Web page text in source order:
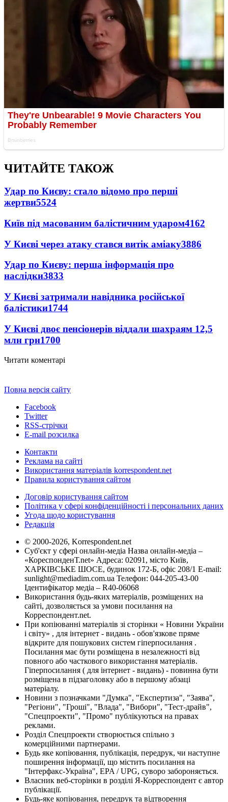
ЧИТАЙТЕ ТАКОЖ
Удар по Києву: стало відомо про перші
жертви5524
Київ під масованим балістичним ударом4162
У Києві через атаку стався витік аміаку3886
Удар по Києву: перша інформація про
наслідки3833
У Києві затримали навідника російської
балістики1744
У Києві двоє пенсіонерів віддали шахраям 12,5
млн грн1700
Читати коментарі
Повна версія сайту
Facebook
Twitter
RSS-стрічки
E-mail розсилка
Контакти
Реклама на сайті
Використання матеріалів korrespondent.net
Правила користування сайтом
Договір користування сайтом
Політика у сфері конфіденційності і персональних даних
Угода щодо користування
Редакція
© 2000-2026, Korrespondent.net
Суб'єкт у сфері онлайн-медіа Назва онлайн-медіа –
«КореспонденТ.net» Адреса: 02091, місто Київ,
ХАРКІВСЬКЕ ШОСЕ, будинок 172-Б, офіс 208/1 E-mail:
sunlight@mediadim.com.ua Телефон: 044-205-43-00
Ідентифікатор медіа – R40-06068
Використання будь-яких матеріалів, розміщених на
сайті, дозволяється за умови посилання на
Корреспондент.net.
При копіюванні матеріалів зі сторінки « Новини України
і світу» , для інтернет - видань - обов'язкове пряме
відкрите для пошукових систем гіперпосилання .
Посилання має бути розміщена в незалежності від
повного або часткового використання матеріалів.
Гіперпосилання ( для інтернет - видань) - повинна бути
розміщена в підзаголовку або в першому абзаці
матеріалу.
Новини з позначками "Думка", "Експертиза", "Заява",
"Регіони", "Гроші", "Влада", "Вибори", "Тест-драйв",
"Спецпроекти", "Промо" публікуються на правах
реклами.
Розділ Спецпроекти створюється спільно з
комерційними партнерами.
Будь яке копіювання, публікація, передрук, чи наступне
поширення інформації, що містить посилання на
"Інтерфакс-Україна", EPA / UPG, суворо забороняється.
Власник веб-сторінки в розділі Я-Корреспондент є автор
публікації.
Будь-яке копіювання, передрук та відтворення